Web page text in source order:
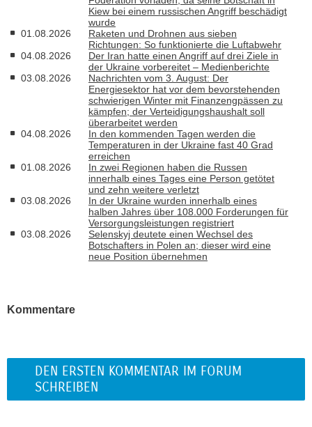
Kiew bei einem russischen Angriff beschädigt
wurde
01.08.2026
Raketen und Drohnen aus sieben
Richtungen: So funktionierte die Luftabwehr
04.08.2026
Der Iran hatte einen Angriff auf drei Ziele in
der Ukraine vorbereitet – Medienberichte
03.08.2026
Nachrichten vom 3. August: Der
Energiesektor hat vor dem bevorstehenden
schwierigen Winter mit Finanzengpässen zu
kämpfen; der Verteidigungshaushalt soll
überarbeitet werden
04.08.2026
In den kommenden Tagen werden die
Temperaturen in der Ukraine fast 40 Grad
erreichen
01.08.2026
In zwei Regionen haben die Russen
innerhalb eines Tages eine Person getötet
und zehn weitere verletzt
03.08.2026
In der Ukraine wurden innerhalb eines
halben Jahres über 108.000 Forderungen für
Versorgungsleistungen registriert
03.08.2026
Selenskyj deutete einen Wechsel des
Botschafters in Polen an; dieser wird eine
neue Position übernehmen
Kommentare
DEN ERSTEN KOMMENTAR IM FORUM
SCHREIBEN